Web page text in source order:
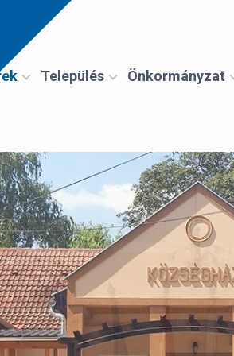
Település Önkormányzat